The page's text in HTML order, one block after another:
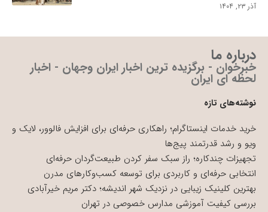
آذر ۲۳, ۱۴۰۴
درباره ما
خبرخوان - برگزیده ترین اخبار ایران وجهان - اخبار
لحظه ای ایران
نوشته‌های تازه
خرید خدمات اینستاگرام؛ راهکاری حرفه‌ای برای افزایش فالوور، لایک و
ویو و رشد قدرتمند پیج‌ها
تجهیزات چندکاره؛ راز سبک سفر کردن طبیعت‌گردان حرفه‌ای
انتخابی حرفه‌ای و کاربردی برای توسعه کسب‌وکارهای مدرن
بهترین کلینیک زیبایی در نزدیک شهر اندیشه؛ دکتر مریم خیرآبادی
بررسی کیفیت آموزشی مدارس خصوصی در تهران